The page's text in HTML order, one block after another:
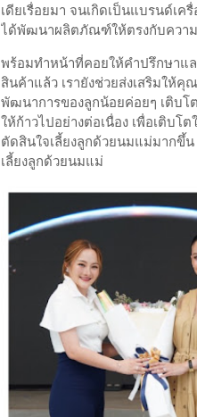
เดียเรื่อยมา จนเกิดเป็นแบรนด์เ
ได้พัฒนาผลิตภัณฑ์ให้ตรงกับควา
พร้อมทำหน้าที่คอยให้คำปรึกษาแ
สินค้าแล้ว เรายังช่วยส่งเสริมให้
พัฒนาการของลูกน้อยค่อยๆ เติบ
ให้ก้าวไปอย่างต่อเนื่อง เพื่อเติบ
ตัดสินใจเลี้ยงลูกด้วยนมแม่มากขึ้
เลี้ยงลูกด้วยนมแม่